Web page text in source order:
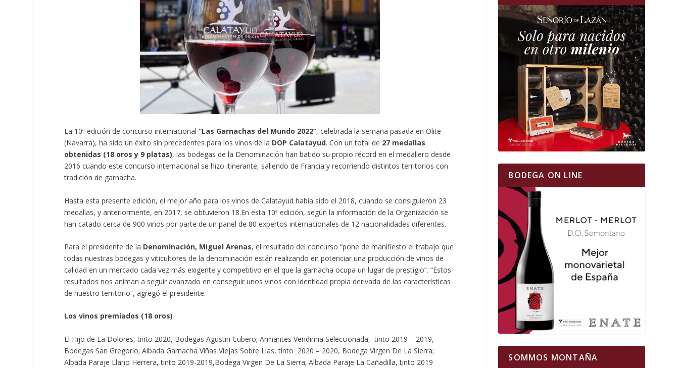
La 10ª edición de concurso internacional“Las Garnachas del Mundo 2022”, celebrada la semana pasada en Olite
(Navarra), ha sido un éxito sin precedentes para los vinos de la DOP Calatayud. Con un total de 27 medallas
obtenidas (18 oros y 9 platas), las bodegas de la Denominación han batido su propio récord en el medallero desde
2016 cuando este concurso internacional se hizo itinerante, saliendo de Francia y recorriendo distintos territorios con
tradición de garnacha.
Hasta esta presente edición, el mejor año para los vinos de Calatayud había sido el 2018, cuando se consiguieron 23
medallas, y anteriormente, en 2017, se obtuvieron 18.En esta 10ª edición, según la información de la Organización se
han catado cerca de 900 vinos por parte de un panel de 80 expertos internacionales de 12 nacionalidades diferentes.
Para el presidente de la Denominación, Miguel Arenas, el resultado del concurso “pone de manifiesto el trabajo que
todas nuestras bodegas y viticultores de la denominación están realizando en potenciar una producción de vinos de
calidad en un mercado cada vez más exigente y competitivo en el que la garnacha ocupa un lugar de prestigio”. “Estos
resultados nos animan a seguir avanzado en conseguir unos vinos con identidad propia derivada de las características
de nuestro territorio”, agregó el presidente.
Los vinos premiados (18 oros)
El Hijo de La Dolores, tinto 2020, Bodegas Agustin Cubero; Armantes Vendimia Seleccionada, tinto 2019 – 2019,
Bodegas San Gregorio; Albada Garnacha Viñas Viejas Sobre Lías, tinto 2020 – 2020, Bodega Virgen De La Sierra;
Albada Paraje Llano Herrera, tinto 2019-2019,Bodega Virgen De La Sierra; Albada Paraje La Cañadilla, tinto 2019
BODEGA ON LINE
SOMMOS MONTAÑA